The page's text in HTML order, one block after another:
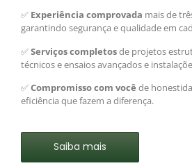
✅ Experiência comprovada mais de
garantindo segurança e qualidade em
✅Serviços completosde projetos
técnicos e ensaios avançados e
✅Compromisso com você de
eficiência que fazem a diferença.
Saiba mais